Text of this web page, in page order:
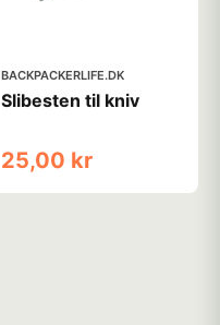
BACKPACKERLIFE.DK
Slibesten til kniv
25,00 kr